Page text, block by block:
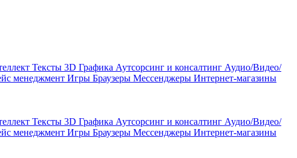
Тексты 3D Графика Аутсорсинг и консалтинг Аудио/Видео/
менеджмент Игры Браузеры Мессенджеры Интернет-магазины
Тексты 3D Графика Аутсорсинг и консалтинг Аудио/Видео/
менеджмент Игры Браузеры Мессенджеры Интернет-магазины